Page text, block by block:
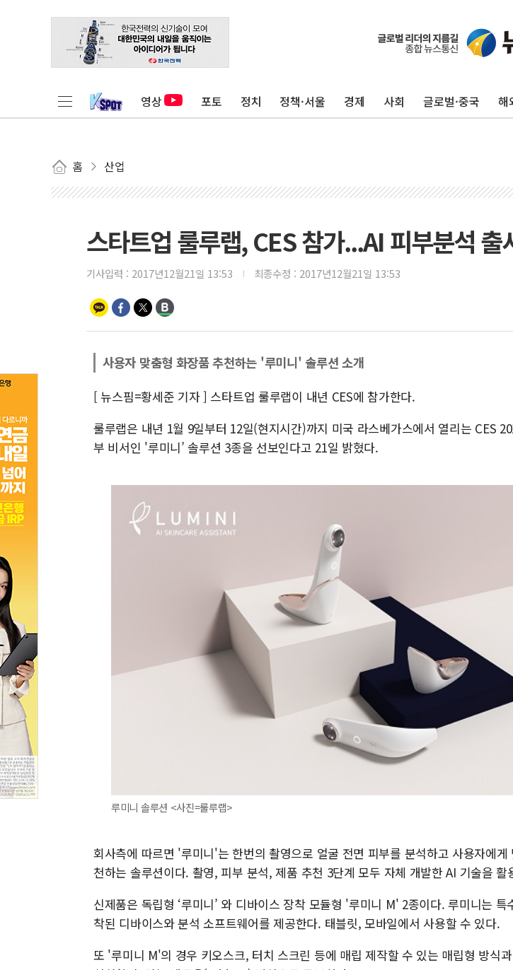
영상 포토 정치 정책·서울 경제 사회 글로벌·중국 해
홈 산업
스타트업 룰루랩, CES 참가...AI 피부분석 출
기사입력 : 2017년12월21일 13:53 최종수정 : 2017년12월21일 13:53
사용자 맞춤형 화장품 추천하는 '루미니' 솔루션 소개
[ 뉴스핌=황세준 기자 ] 스타트업 룰루랩이 내년 CES에 참가한다.
룰루랩은 내년 1월 9일부터 12일(현지시간)까지 미국 라스베가스에서 열리는 CES
부 비서인 '루미니’ 솔루션 3종을 선보인다고 21일 밝혔다.
루미니 솔루션 <사진=룰루랩>
회사측에 따르면 '루미니'는 한번의 촬영으로 얼굴 전면 피부를 분석하고 사용자에게
천하는 솔루션이다. 촬영, 피부 분석, 제품 추천 3단계 모두 자체 개발한 AI 기술을 활
신제품은 독립형 ‘루미니’ 와 디바이스 장착 모듈형 '루미니 M' 2종이다. 루미니는 특
착된 디바이스와 분석 소프트웨어를 제공한다. 태블릿, 모바일에서 사용할 수 있다.
또 '루미니 M'의 경우 키오스크, 터치 스크린 등에 매립 제작할 수 있는 매립형 방식